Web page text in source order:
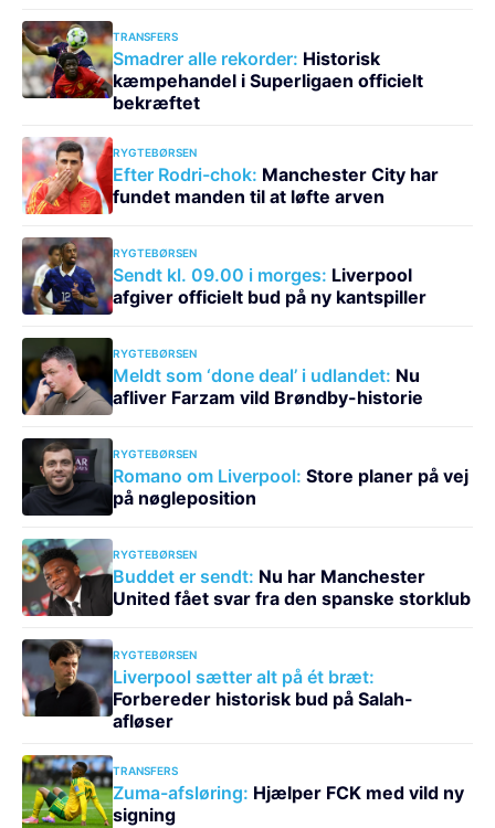
TRANSFERS
Smadrer alle rekorder: Historisk
kæmpehandel i Superligaen officielt
bekræftet
RYGTEBØRSEN
Efter Rodri-chok: Manchester City har
fundet manden til at løfte arven
RYGTEBØRSEN
Sendt kl. 09.00 i morges: Liverpool
afgiver officielt bud på ny kantspiller
RYGTEBØRSEN
Meldt som ‘done deal’ i udlandet: Nu
afliver Farzam vild Brøndby-historie
RYGTEBØRSEN
Romano om Liverpool: Store planer på vej
på nøgleposition
RYGTEBØRSEN
Buddet er sendt: Nu har Manchester
United fået svar fra den spanske storklub
RYGTEBØRSEN
Liverpool sætter alt på ét bræt:
Forbereder historisk bud på Salah-
afløser
TRANSFERS
Zuma-afsløring: Hjælper FCK med vild ny
signing